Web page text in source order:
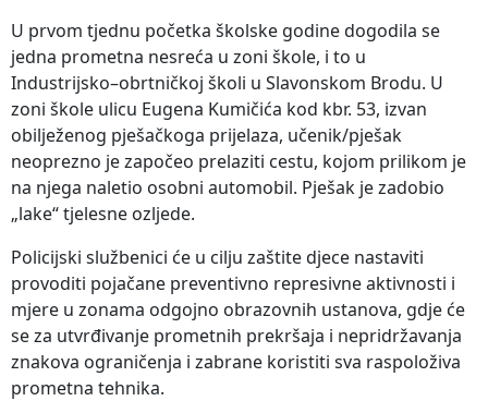
U prvom tjednu početka školske godine dogodila se
jedna prometna nesreća u zoni škole, i to u
Industrijsko–obrtničkoj školi u Slavonskom Brodu. U
zoni škole ulicu Eugena Kumičića kod kbr. 53, izvan
obilježenog pješačkoga prijelaza, učenik/pješak
neoprezno je započeo prelaziti cestu, kojom prilikom je
na njega naletio osobni automobil. Pješak je zadobio
„lake“ tjelesne ozljede.
Policijski službenici će u cilju zaštite djece nastaviti
provoditi pojačane preventivno represivne aktivnosti i
mjere u zonama odgojno obrazovnih ustanova, gdje će
se za utvrđivanje prometnih prekršaja i nepridržavanja
znakova ograničenja i zabrane koristiti sva raspoloživa
prometna tehnika.